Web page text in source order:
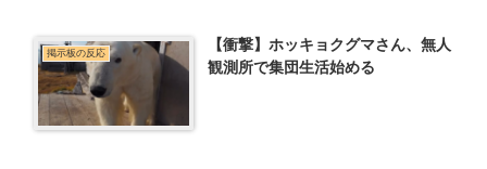
掲示板の反応
【衝撃】ホッキョクグマさん、無人
観測所で集団生活始める